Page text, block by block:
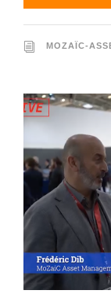
MOZAÏC-